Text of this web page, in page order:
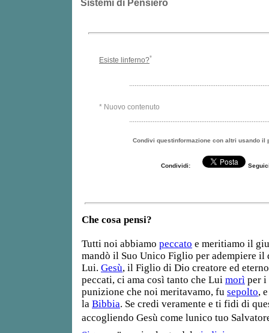
Sistemi di Pensiero
Esiste linferno?*
* Nuovo contenuto
Condivi questinformazione con altri usando
Condividi: